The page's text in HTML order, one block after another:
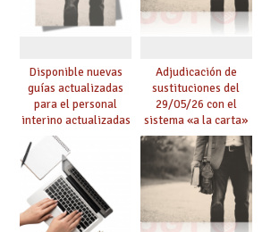
Disponible nuevas
guías actualizadas
para el personal
interino actualizadas
para el curso 26/27
Adjudicación de
sustituciones del
29/05/26 con el
sistema «a la carta»
conseguido con el
Acuerdo de Mejoras